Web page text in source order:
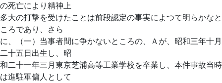
の死亡により精神上
多大の打撃を受けたことは前段認定の事実によつて明らかなと
ころであり、さら
に、（一）当事者間に争かないところの、Ａが、昭和三年十月
二十五日出生し、昭
和二十一年三月東京芝浦高等工業学校を卒業し、本件事故当時
は進駐軍傭人として